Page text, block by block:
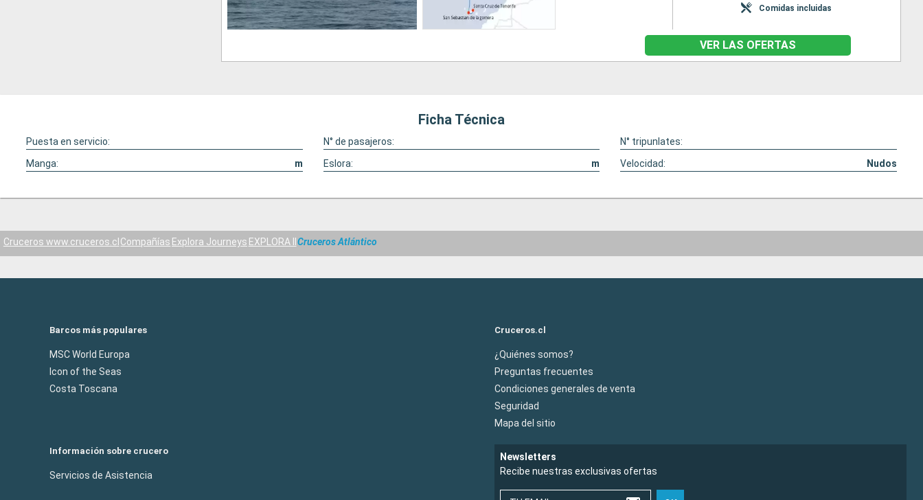
Comidas incluidas
VER LAS OFERTAS
Ficha Técnica
Puesta en servicio: N° de pasajeros:
N° tripunlates:
Manga:
m Eslora: m Velocidad: Nudos
Cruceros www.cruceros.cl Compañías Explora Journeys EXPLORA II Cruceros Atlántico
Barcos más populares
MSC World Europa
Icon of the Seas
Costa Toscana
Cruceros.cl
¿Quiénes somos?
Preguntas frecuentes
Condiciones generales de venta
Seguridad
Mapa del sitio
Información sobre crucero
Servicios de Asistencia
Newsletters
Recibe nuestras exclusivas ofertas